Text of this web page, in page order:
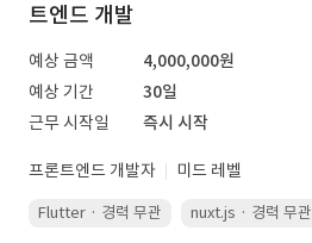
트엔드 개발
예상 금액
4,000,000원
예상 기간
30일
근무 시작일
즉시 시작
프론트엔드 개발자 미드 레벨
Flutter · 경력 무관 nuxt.js · 경력 무관